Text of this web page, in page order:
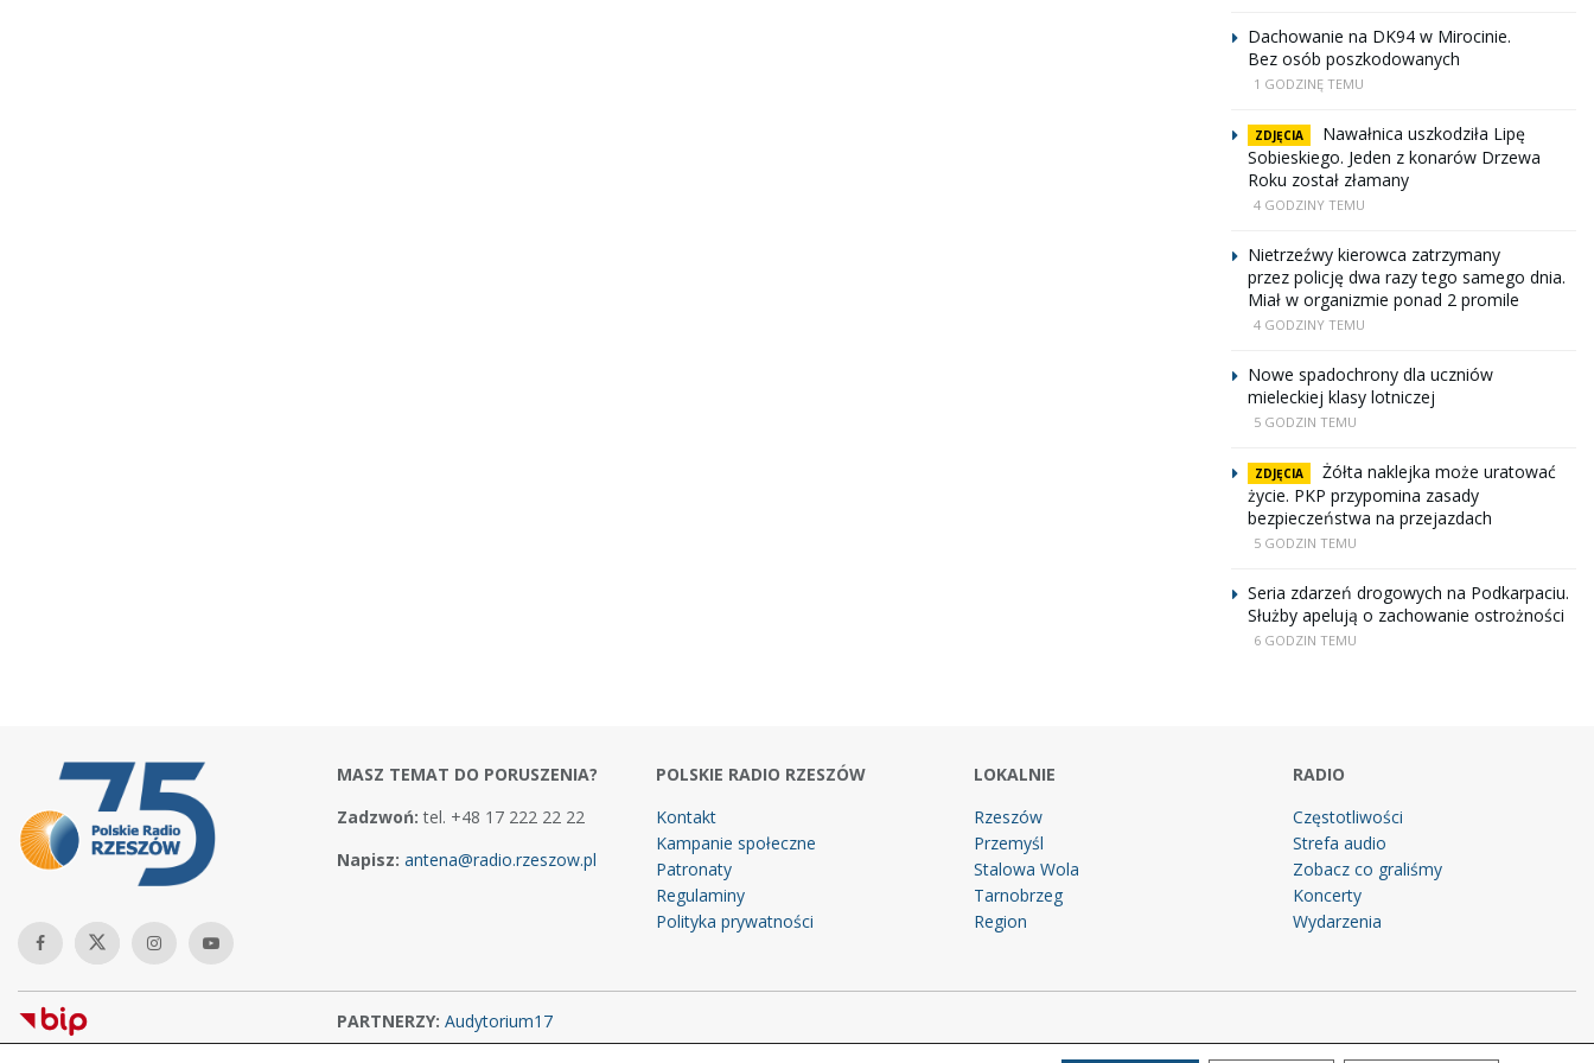
Dachowanie na DK94 w Mirocinie.
Bez osób poszkodowanych
1 GODZINĘ TEMU
ZDJĘCIA
Nawałnica uszkodziła Lipę
Sobieskiego. Jeden z konarów Drzewa
Roku został złamany
4 GODZINY TEMU
Nietrzeźwy kierowca zatrzymany
przez policję dwa razy tego samego dnia.
Miał w organizmie ponad 2 promile
4 GODZINY TEMU
Nowe spadochrony dla uczniów
mieleckiej klasy lotniczej
5 GODZIN TEMU
ZDJĘCIA
Żółta naklejka może uratować
życie. PKP przypomina zasady
bezpieczeństwa na przejazdach
5 GODZIN TEMU
Seria zdarzeń drogowych na Podkarpaciu.
Służby apelują o zachowanie ostrożności
6 GODZIN TEMU
MASZ TEMAT DO PORUSZENIA?
Zadzwoń: tel. +48 17 222 22 22
Napisz: antena@radio.rzeszow.pl
POLSKIE RADIO RZESZÓW
Kontakt
Kampanie społeczne
Patronaty
Regulaminy
Polityka prywatności
LOKALNIE
Rzeszów
Przemyśl
Stalowa Wola
Tarnobrzeg
Region
RADIO
Częstotliwości
Strefa audio
Zobacz co graliśmy
Koncerty
Wydarzenia
PARTNERZY: Audytorium17